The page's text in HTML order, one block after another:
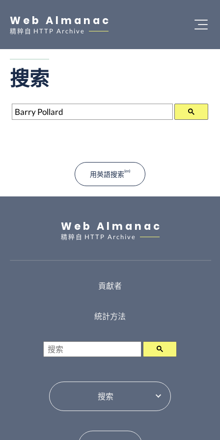
Web Almanac
精粹自 HTTP Archive
搜索
搜索
用英語搜索
Web Almanac
精粹自 HTTP Archive
貢獻者
統計方法
搜索
選擇目錄